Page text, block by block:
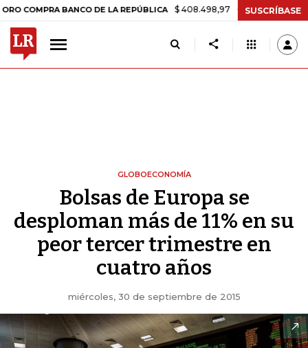
BANCO DE LA REPÚBLICA $ 408.498,97 +$ 8.753,81 +2,19%
SUSCRÍBASE
GLOBOECONOMÍA
Bolsas de Europa se
desploman más de 11% en su
peor tercer trimestre en
cuatro años
miércoles, 30 de septiembre de 2015